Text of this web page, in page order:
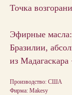
Точка
Эфирные масла:
Бразилии,
из
Производство: США
Фирма: Makesy